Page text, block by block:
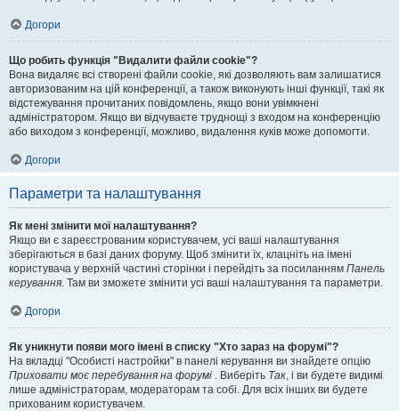
Догори
Що робить функція "Видалити файли cookie"?
Вона видаляє всі створені файли cookie, які дозволяють вам залишатися
авторизованим на цій конференції, а також виконують інші функції, такі як
відстежування прочитаних повідомлень, якщо вони увімкнені
адміністратором. Якщо ви відчуваєте труднощі з входом на конференцію
або виходом з конференції, можливо, видалення куків може допомогти.
Догори
Параметри та налаштування
Як мені змінити мої налаштування?
Якщо ви є зареєстрованим користувачем, усі ваші налаштування
зберігаються в базі даних форуму. Щоб змінити їх, клацніть на імені
користувача у верхній частині сторінки і перейдіть за посиланням Панель
керування. Там ви зможете змінити усі ваші налаштування та параметри.
Догори
Як уникнути появи мого імені в списку "Хто зараз на форумі"?
На вкладці "Особисті настройки" в панелі керування ви знайдете опцію
Приховати моє перебування на форумі . Виберіть Так, і ви будете видимі
лише адміністраторам, модераторам та собі. Для всіх інших ви будете
прихованим користувачем.